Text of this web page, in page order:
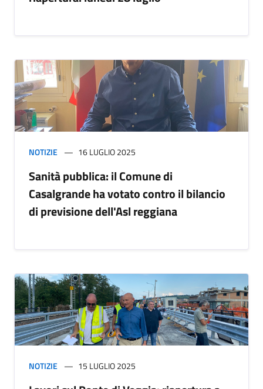
NOTIZIE 16 LUGLIO 2025
Sanità pubblica: il Comune di
Casalgrande ha votato contro il bilancio
di previsione dell'Asl reggiana
NOTIZIE 15 LUGLIO 2025